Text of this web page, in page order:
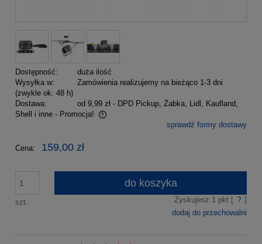
Dostępność:
duża ilość
Wysyłka w:
Zamówienia realizujemy na bieżąco 1-3 dni
(zwykle ok. 48 h)
Dostawa:
od 9,99 zł - DPD Pickup, Żabka, Lidl, Kaufland,
Shell i inne - Promocja!
Cena nie zawiera ewentualnych kosztów płatnościsprawdź formy dostawy
Cena: 159,00 zł
szt.
do koszyka
Zyskujesz 1pkt [ ? ]
dodaj do przechowalni